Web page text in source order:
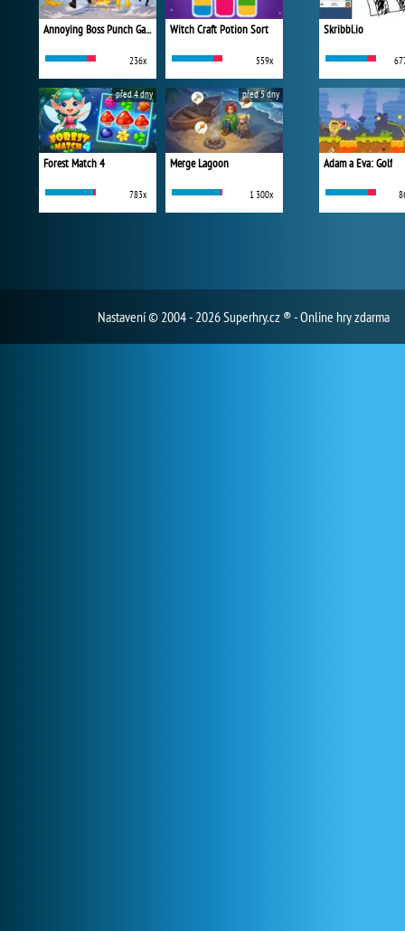
Annoying Boss Punch Game
236x
Witch Craft Potion Sort
559x
Forest Match 4
783x
před 4 dny
Merge Lagoon
1 300x
před 5 dny
Skribbl.io
Adam a Eva: Golf
Nastavení© 2004 - 2026 Superhry.cz ® - Online hry zdarma